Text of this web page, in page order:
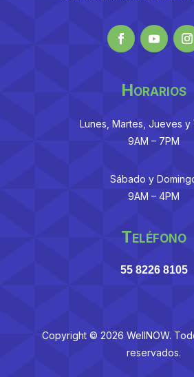
Horarios
Lunes, Martes, Jueves y
9AM – 7PM
Sábado y
9AM – 4PM
Teléfono
55 8226 8105
Copyright © 2026 WellNOW.
reservados.